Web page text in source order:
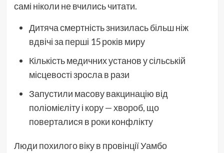
самі ніколи не вчились читати.
Дитяча смертність знизилась більш ніж
вдвічі за перші 15 років миру
Кількість медичних установ у сільській
місцевості зросла в рази
Запустили масову вакцинацію від
поліомієліту і кору — хвороб, що
поверталися в роки конфлікту
Люди похилого віку в провінції Уамбо